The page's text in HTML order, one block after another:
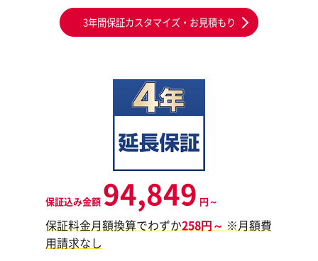
3年間保証カスタマイズ・お見積もり
保証込み金額 94,849 円～
保証料金月額換算でわずか258円～ ※月額費
用請求なし